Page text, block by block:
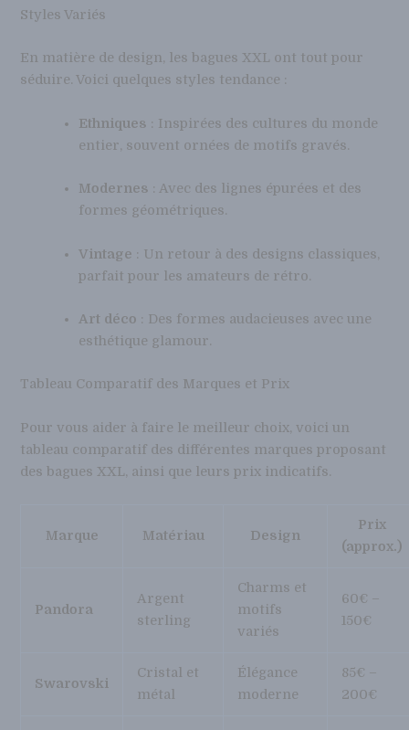
Styles Variés
En matière de design, les bagues XXL ont tout pour
séduire. Voici quelques styles tendance :
Ethniques : Inspirées des cultures du monde
entier, souvent ornées de motifs gravés.
Modernes : Avec des lignes épurées et des
formes géométriques.
Vintage : Un retour à des designs classiques,
parfait pour les amateurs de rétro.
Art déco : Des formes audacieuses avec une
esthétique glamour.
Tableau Comparatif des Marques et Prix
Pour vous aider à faire le meilleur choix, voici un
tableau comparatif des différentes marques proposant
des bagues XXL, ainsi que leurs prix indicatifs.
Marque Matériau Design
Prix
(approx.)
Pandora
Argent
sterling
Charms et
motifs
variés
60€ –
150€
Swarovski
Cristal et
métal
Élégance
moderne
85€ –
200€